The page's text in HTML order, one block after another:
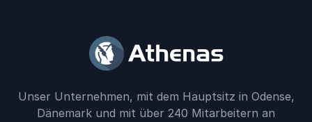
Unser Unternehmen, mit dem Hauptsitz in Odense,
Dänemark und mit über 240 Mitarbeitern an